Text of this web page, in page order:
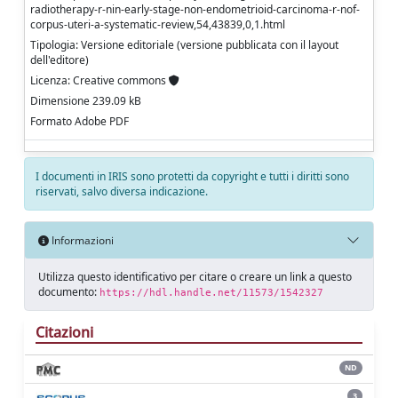
radiotherapy-r-nin-early-stage-non-endometrioid-carcinoma-r-nof-
corpus-uteri-a-systematic-review,54,43839,0,1.html
Tipologia: Versione editoriale (versione pubblicata con il layout
dell'editore)
Licenza: Creative commons
Dimensione 239.09 kB
Formato Adobe PDF
I documenti in IRIS sono protetti da copyright e tutti i diritti sono
riservati, salvo diversa indicazione.
Informazioni
Utilizza questo identificativo per citare o creare un link a questo
documento: https://hdl.handle.net/11573/1542327
Citazioni
ND